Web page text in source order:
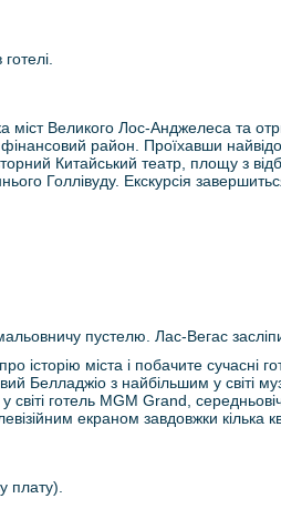
міст Великого Лос-Анджелеса та
район. Проїхавши
Китайський театр, площу з
Голлівуду. Екскурсія
пустелю. Лас-Вегас
історію міста і побачите сучасні
Белладжіо з найбільшим у
готель MGM Grand,
екраном завдовжки кілька
плату).